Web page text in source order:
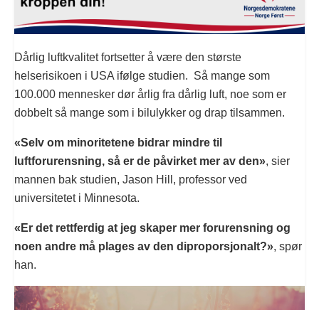
Dårlig luftkvalitet fortsetter å være den største
helserisikoen i USA ifølge studien. Så mange som
100.000 mennesker dør årlig fra dårlig luft, noe som er
dobbelt så mange som i bilulykker og drap tilsammen.
«Selv om minoritetene bidrar mindre til
luftforurensning, så er de påvirket mer av den», sier
mannen bak studien, Jason Hill, professor ved
universitetet i Minnesota.
«Er det rettferdig at jeg skaper mer forurensning og
noen andre må plages av den diproporsjonalt?», spør
han.